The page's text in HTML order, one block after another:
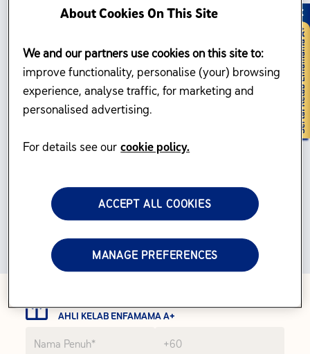
TODO
TODO
AHLI KELAB ENFAMAMA A+
About Cookies On This Site
We and our partners use cookies on this site to:
improve functionality, personalise (your) browsing
experience, analyse traffic, for marketing and
personalised advertising.
For details see our cookie policy.
MANAGE PREFERENCES
ACCEPT ALL COOKIES